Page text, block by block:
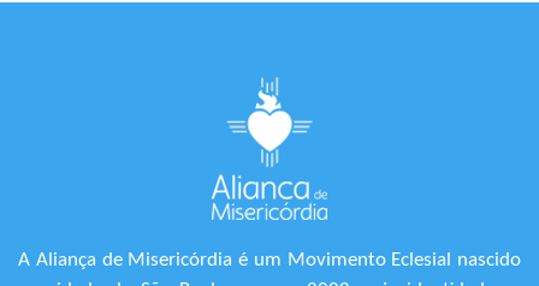
A Aliança de Misericórdia é um Movimento Eclesial nascido